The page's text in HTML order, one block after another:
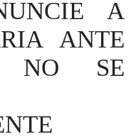
A
ANTE
NO SE